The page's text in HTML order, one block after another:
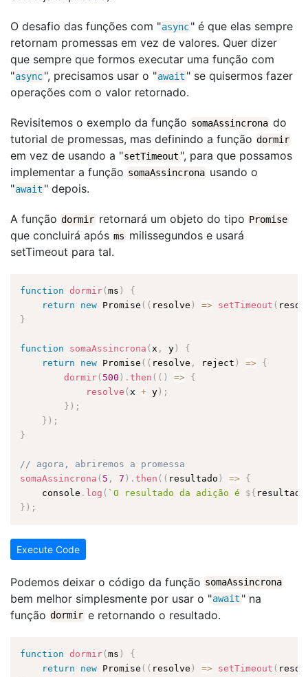
O desafio das funções com "async" é que elas sempre
retornam promessas em vez de valores. Quer dizer
que sempre que formos executar uma função com
"async", precisamos usar o "await " se quisermos fazer
operações com o valor retornado.
Revisitemos o exemplo da função somaAssincrona do
tutorial de promessas, mas definindo a função dormir
em vez de usando a "setTimeout ", para que possamos
implementar a função somaAssincrona usando o
"await " depois.
A função dormir retornará um objeto do tipo Promise
que concluirá após ms milissegundos e usará
setTimeout para tal.
function dormir(ms )
{
return
new Promise ( ( resolve ) => setTimeout (
}
function somaAssincrona (x , y )
{
return
new Promise ( ( resolve , reject ) => {
dormir( 500 ) .then ( ( ) => {
resolve (x + y ) ;
} ) ;
} ) ;
}
// agora, abriremos a promessa
somaAssincrona ( 5 , 7 ) .then ( ( resultado ) => {
    console
. log ( `O resultado da adição é ${ resultado
} ) ;
Execute Code
Podemos deixar o código da função somaAssincrona
bem melhor simplesmente por usar o "await " na
função dormir e retornando o resultado.
function dormir(ms )
{
return
new Promise ( ( resolve ) => setTimeout (